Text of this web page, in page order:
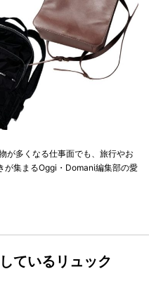
が多くなる仕事面でも、旅行やお
が集まるOggi・Domani編集部の愛
ているリュック